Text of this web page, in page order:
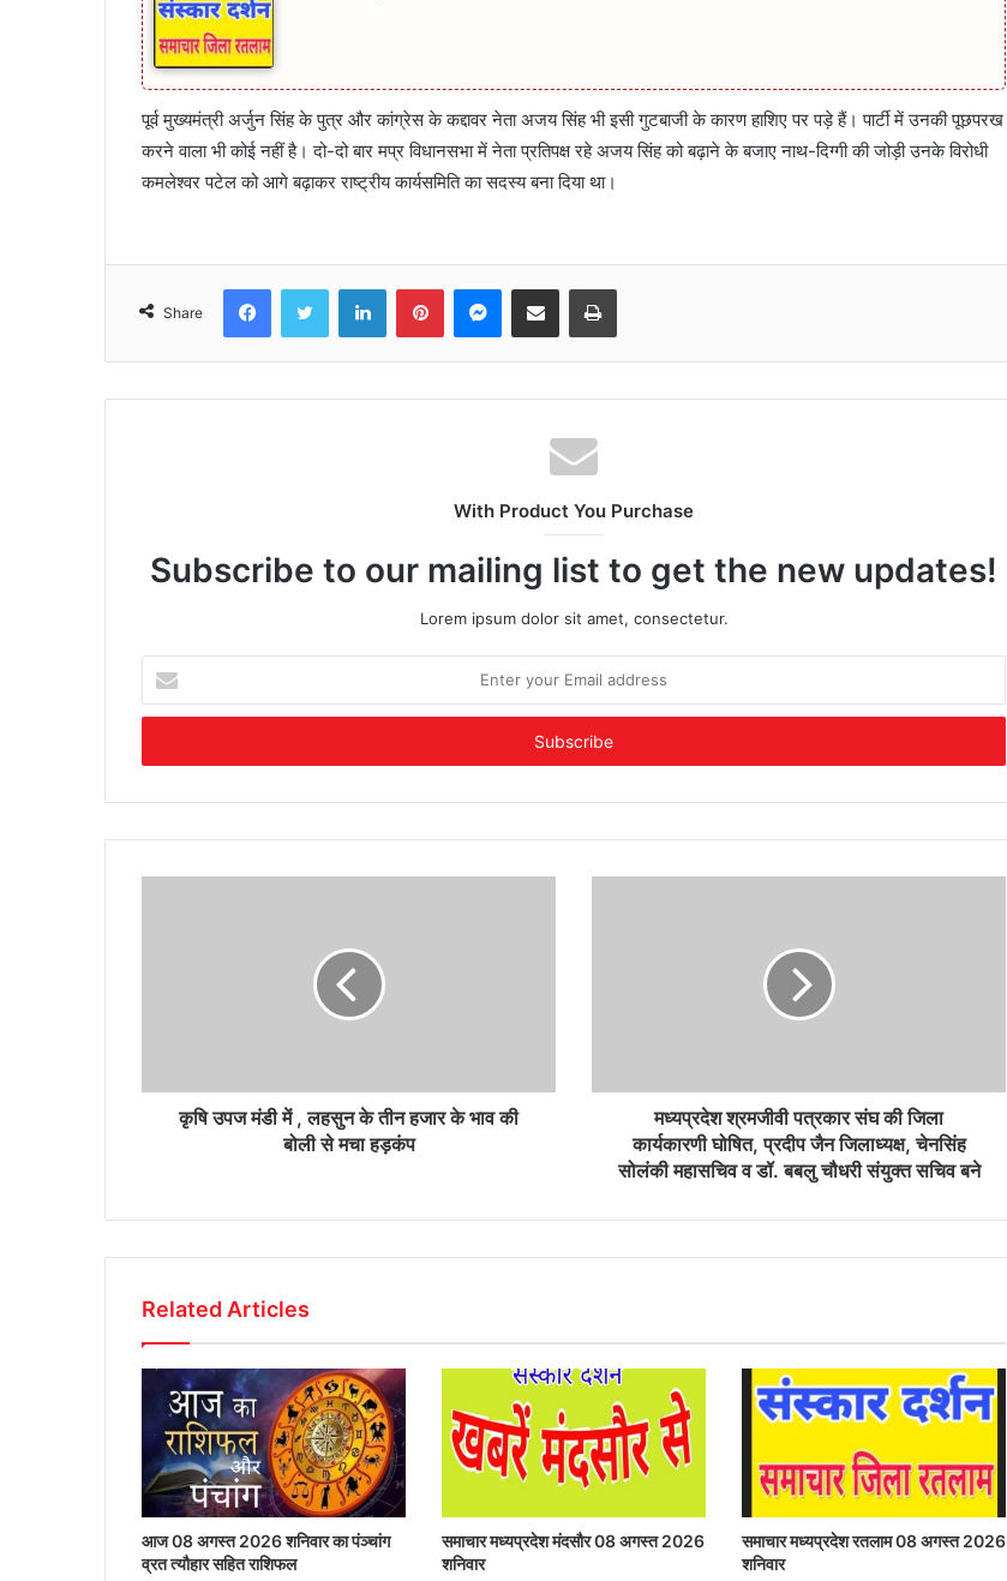
पूर्व मुख्यमंत्री अर्जुन सिंह के पुत्र और कांग्रेस के कद्दावर नेता अजय सिंह भी इसी गुटबाजी के कारण हाशिए पर पड़े हैं। पार्टी में उनकी पूछपरख
करने वाला भी कोई नहीं है। दो-दो बार मप्र विधानसभा में नेता प्रतिपक्ष रहे अजय सिंह को बढ़ाने के बजाए नाथ-दिग्गी की जोड़ी उनके विरोधी
कमलेश्वर पटेल को आगे बढ़ाकर राष्ट्रीय कार्यसमिति का सदस्य बना दिया था।
Share
FacebookTwitter LinkedInPinterestMessenger
Share via Email Print
With Product You Purchase
Subscribe to our mailing list to get the new updates!
Lorem ipsum dolor sit amet, consectetur.
your
Email
कृषि उपज मंडी में , लहसुन के तीन हजार के भाव की
बोली से मचा हड़कंप
मध्यप्रदेश श्रमजीवी पत्रकार संघ की जिला
कार्यकारणी घोषित, प्रदीप जैन जिलाध्यक्ष, चेनसिंह
सोलंकी महासचिव व डॉ. बबलु चौधरी संयुक्त सचिव बने
Related Articles
आज 08 अगस्त 2026‌ शनिवार का पंञ्चांग
व्रत त्यौहार सहित राशिफल
समाचार मध्यप्रदेश मंदसौर 08 अगस्त 2026
शनिवार
समाचार मध्यप्रदेश रतलाम 08 अगस्त 2026
शनिवार